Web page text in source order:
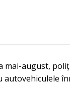
mai-august,
autovehiculele